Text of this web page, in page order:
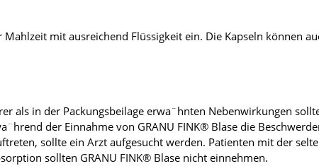
mit ausreichend Flüssigkeit ein. Die Kapseln können
als in der Packungsbeilage erwa¨hnten Nebenwirkungen
der Einnahme von GRANU FINK® Blase die
sollte ein Arzt aufgesucht werden. Patienten mit der
sollten GRANU FINK® Blase nicht einnehmen.